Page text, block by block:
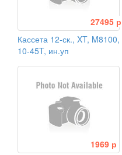
27495 р
Кассета 12-ск., XT, M8100,
10-45T, ин.уп
1969 р